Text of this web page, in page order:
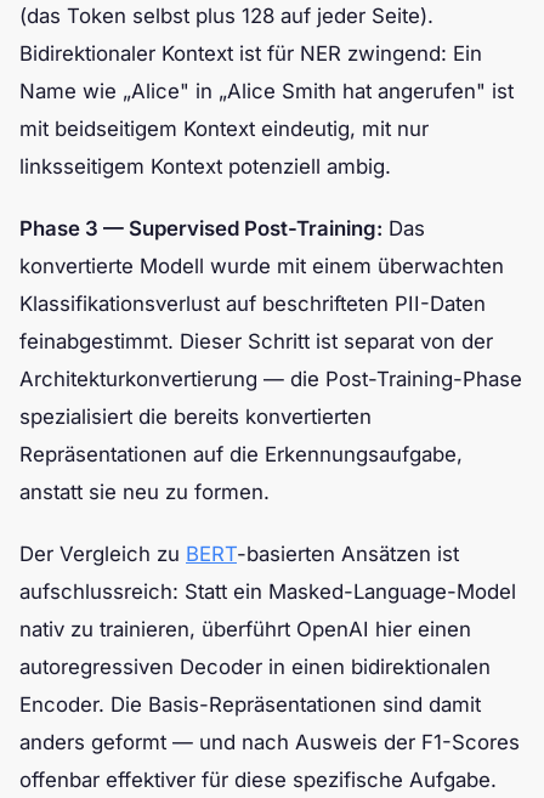
(das Token selbst plus 128 auf jeder Seite).
Bidirektionaler Kontext ist für NER zwingend: Ein
Name wie „Alice" in „Alice Smith hat angerufen" ist
mit beidseitigem Kontext eindeutig, mit nur
linksseitigem Kontext potenziell ambig.
Phase 3 — Supervised Post-Training: Das
konvertierte Modell wurde mit einem überwachten
Klassifikationsverlust auf beschrifteten PII-Daten
feinabgestimmt. Dieser Schritt ist separat von der
Architekturkonvertierung — die Post-Training-Phase
spezialisiert die bereits konvertierten
Repräsentationen auf die Erkennungsaufgabe,
anstatt sie neu zu formen.
Der Vergleich zu BERT-basierten Ansätzen ist
aufschlussreich: Statt ein Masked-Language-Model
nativ zu trainieren, überführt OpenAI hier einen
autoregressiven Decoder in einen bidirektionalen
Encoder. Die Basis-Repräsentationen sind damit
anders geformt — und nach Ausweis der F1-Scores
offenbar effektiver für diese spezifische Aufgabe.